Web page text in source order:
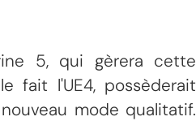
5, qui gèrera cette
fait l'UE4, possèderait
mode qualitatif.